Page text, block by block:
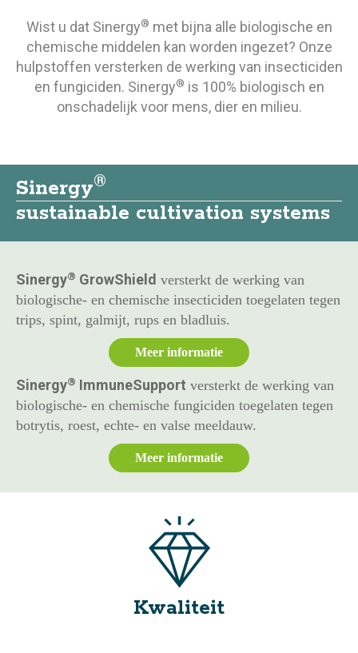
Wist u dat Sinergy® met bijna alle biologische en
chemische middelen kan worden ingezet? Onze
hulpstoffen versterken de werking van insecticiden
en fungiciden. Sinergy® is 100% biologisch en
onschadelijk voor mens, dier en milieu.
Sinergy®
sustainable cultivation systems
Sinergy® GrowShield versterkt de werking van
biologische- en chemische insecticiden toegelaten tegen
trips, spint, galmijt, rups en bladluis.
Meer informatie
Sinergy® ImmuneSupport versterkt de werking van
biologische- en chemische fungiciden toegelaten tegen
botrytis, roest, echte- en valse meeldauw.
Meer informatie
Kwaliteit